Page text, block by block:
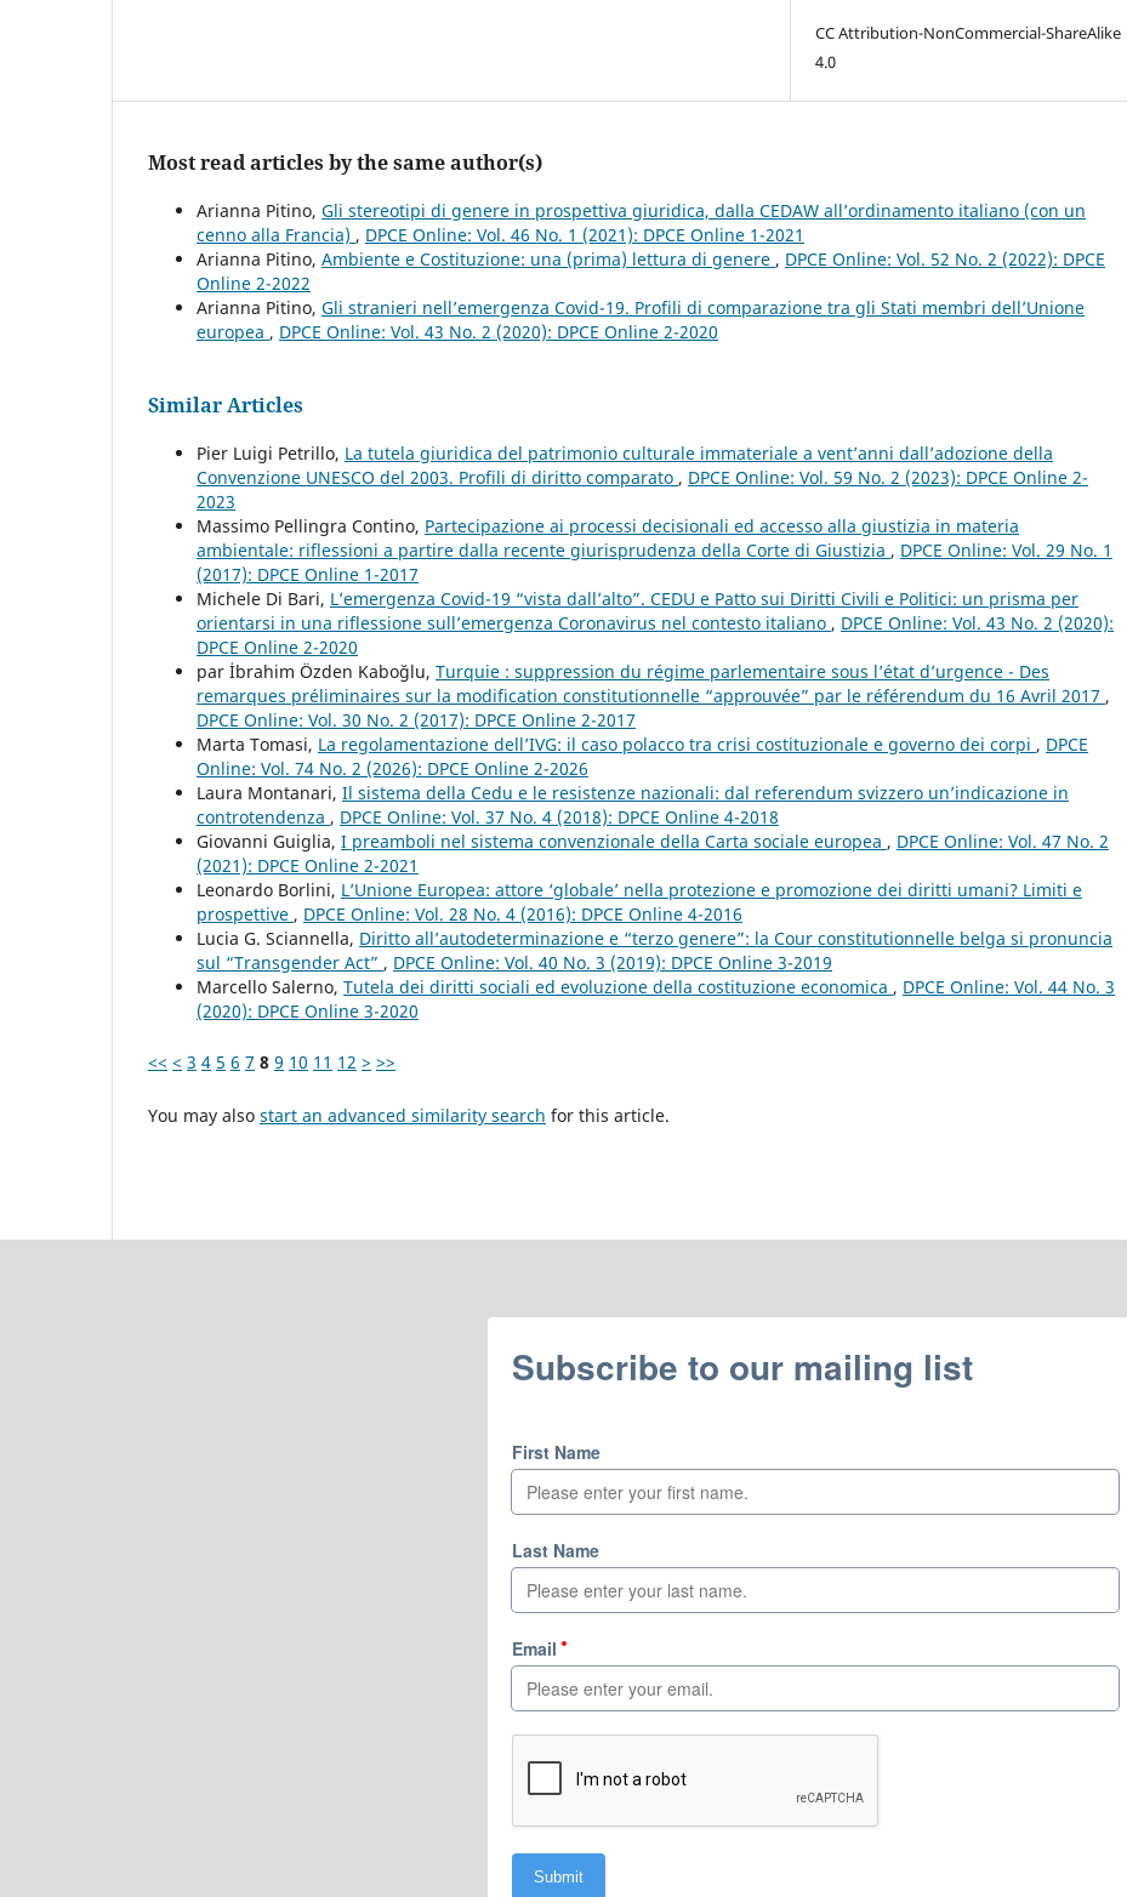
CC Attribution-NonCommercial-ShareAlike
4.0
Most read articles by the same author(s)
Arianna Pitino, Gli stereotipi di genere in prospettiva giuridica, dalla CEDAW all’ordinamento italiano (con un
cenno alla Francia) , DPCE Online: Vol. 46 No. 1 (2021): DPCE Online 1-2021
Arianna Pitino, Ambiente e Costituzione: una (prima) lettura di genere , DPCE Online: Vol. 52 No. 2 (2022): DPCE
Online 2-2022
Arianna Pitino, Gli stranieri nell’emergenza Covid-19. Profili di comparazione tra gli Stati membri dell’Unione
europea , DPCE Online: Vol. 43 No. 2 (2020): DPCE Online 2-2020
Similar Articles
Pier Luigi Petrillo, La tutela giuridica del patrimonio culturale immateriale a vent’anni dall’adozione della
Convenzione UNESCO del 2003. Profili di diritto comparato , DPCE Online: Vol. 59 No. 2 (2023): DPCE Online 2-
2023
Massimo Pellingra Contino, Partecipazione ai processi decisionali ed accesso alla giustizia in materia
ambientale: riflessioni a partire dalla recente giurisprudenza della Corte di Giustizia , DPCE Online: Vol. 29 No. 1
(2017): DPCE Online 1-2017
Michele Di Bari, L’emergenza Covid-19 “vista dall’alto”. CEDU e Patto sui Diritti Civili e Politici: un prisma per
orientarsi in una riflessione sull’emergenza Coronavirus nel contesto italiano , DPCE Online: Vol. 43 No. 2 (2020):
DPCE Online 2-2020
par İbrahim Özden Kaboğlu, Turquie : suppression du régime parlementaire sous l’état d’urgence - Des
remarques préliminaires sur la modification constitutionnelle “approuvée” par le référendum du 16 Avril 2017 ,
DPCE Online: Vol. 30 No. 2 (2017): DPCE Online 2-2017
Marta Tomasi, La regolamentazione dell’IVG: il caso polacco tra crisi costituzionale e governo dei corpi , DPCE
Online: Vol. 74 No. 2 (2026): DPCE Online 2-2026
Laura Montanari, Il sistema della Cedu e le resistenze nazionali: dal referendum svizzero un’indicazione in
controtendenza , DPCE Online: Vol. 37 No. 4 (2018): DPCE Online 4-2018
Giovanni Guiglia, I preamboli nel sistema convenzionale della Carta sociale europea , DPCE Online: Vol. 47 No. 2
(2021): DPCE Online 2-2021
Leonardo Borlini, L’Unione Europea: attore ‘globale’ nella protezione e promozione dei diritti umani? Limiti e
prospettive , DPCE Online: Vol. 28 No. 4 (2016): DPCE Online 4-2016
Lucia G. Sciannella, Diritto all’autodeterminazione e “terzo genere”: la Cour constitutionnelle belga si pronuncia
sul “Transgender Act” , DPCE Online: Vol. 40 No. 3 (2019): DPCE Online 3-2019
Marcello Salerno, Tutela dei diritti sociali ed evoluzione della costituzione economica , DPCE Online: Vol. 44 No. 3
(2020): DPCE Online 3-2020
<< < 3 4 5 6 7 8 9 10 11 12 > >>
You may also start an advanced similarity search for this article.